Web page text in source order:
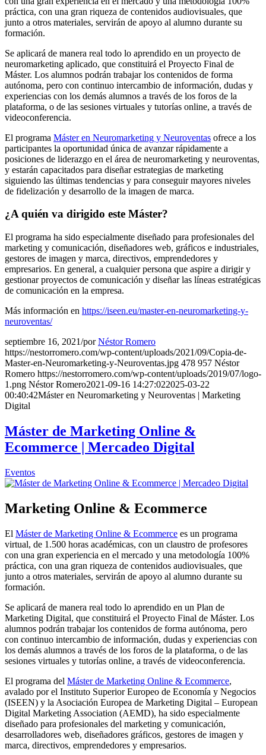
práctica, con una gran riqueza de contenidos audiovisuales, que
junto a otros materiales, servirán de apoyo al alumno durante su
formación.
Se aplicará de manera real todo lo aprendido en un proyecto de
neuromarketing aplicado, que constituirá el Proyecto Final de
Máster. Los alumnos podrán trabajar los contenidos de forma
autónoma, pero con continuo intercambio de información, dudas y
experiencias con los demás alumnos a través de los foros de la
plataforma, o de las sesiones virtuales y tutorías online, a través de
videoconferencia.
El programa Máster en Neuromarketing y Neuroventas ofrece a los
participantes la oportunidad única de avanzar rápidamente a
posiciones de liderazgo en el área de neuromarketing y neuroventas,
y estarán capacitados para diseñar estrategias de marketing
siguiendo las últimas tendencias y para conseguir mayores niveles
de fidelización y desarrollo de la imagen de marca.
¿A quién va dirigido este Máster?
El programa ha sido especialmente diseñado para profesionales del
marketing y comunicación, diseñadores web, gráficos e industriales,
gestores de imagen y marca, directivos, emprendedores y
empresarios. En general, a cualquier persona que aspire a dirigir y
gestionar proyectos de comunicación y diseñar las líneas estratégicas
de comunicación en la empresa.
Más información en https://iseen.eu/master-en-neuromarketing-y-
neuroventas/
septiembre 16, 2021/porNéstor Romero
https://nestorromero.com/wp-content/uploads/2021/09/Copia-de-
Master-en-Neuromarketing-y-Neuroventas.jpg 478 957 Néstor
Romero https://nestorromero.com/wp-content/uploads/2019/07/logo-
1.png Néstor Romero2021-09-16 14:27:022025-03-22
00:40:42Máster en Neuromarketing y Neuroventas | Marketing
Digital
Máster de Marketing Online &
Ecommerce | Mercadeo Digital
Eventos
Marketing Online & Ecommerce
El Máster de Marketing Online & Ecommerce es un programa
virtual, de 1.500 horas académicas, con un claustro de profesores
con una gran experiencia en el mercado y una metodología 100%
práctica, con una gran riqueza de contenidos audiovisuales, que
junto a otros materiales, servirán de apoyo al alumno durante su
formación.
Se aplicará de manera real todo lo aprendido en un Plan de
Marketing Digital, que constituirá el Proyecto Final de Máster. Los
alumnos podrán trabajar los contenidos de forma autónoma, pero
con continuo intercambio de información, dudas y experiencias con
los demás alumnos a través de los foros de la plataforma, o de las
sesiones virtuales y tutorías online, a través de videoconferencia.
El programa del Máster de Marketing Online & Ecommerce,
avalado por el Instituto Superior Europeo de Economía y Negocios
(ISEEN) y la Asociación Europea de Marketing Digital – European
Digital Marketing Association (AEMD), ha sido especialmente
diseñado para profesionales del marketing y comunicación,
desarrolladores web, diseñadores gráficos, gestores de imagen y
marca, directivos, emprendedores y empresarios.